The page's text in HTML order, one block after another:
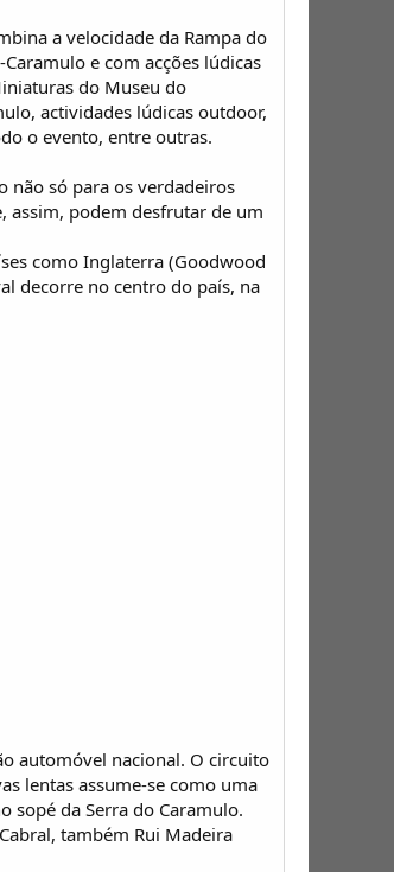
a velocidade da Rampa do
e com acções lúdicas
do Museu do
actividades lúdicas outdoor,
o evento, entre outras.
não só para os verdadeiros
assim, podem desfrutar de um
como Inglaterra (Goodwood
decorre no centro do país, na
automóvel nacional. O circuito
lentas assume-se como uma
sopé da Serra do Caramulo.
também Rui Madeira